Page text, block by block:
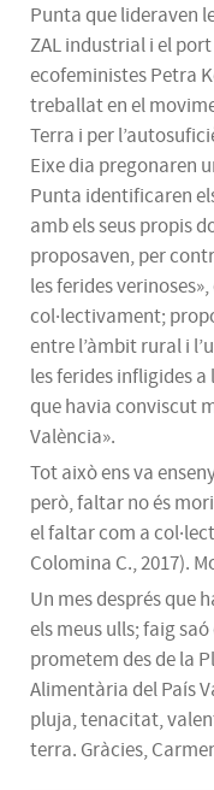
Punta que lideraven
ZAL industrial i el
ecofeministes Petra
treballat en el
Terra i per
Eixe dia pregonaren
Punta identificaren
amb els seus propis
proposaven, per
les ferides
col·lectivament;
entre l’àmbit rural i
les ferides infligides
que havia conviscut
València».
Tot això ens va
però, faltar no és
el faltar com a
Colomina C., 2017).
Un mes després que
els meus ulls; faig
prometem des de la
Alimentària del País
pluja, tenacitat,
terra. Gràcies,